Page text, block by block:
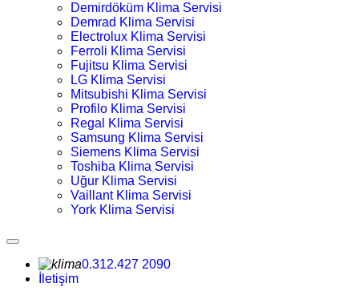
Demirdöküm Klima Servisi
Demrad Klima Servisi
Electrolux Klima Servisi
Ferroli Klima Servisi
Fujitsu Klima Servisi
LG Klima Servisi
Mitsubishi Klima Servisi
Profilo Klima Servisi
Regal Klima Servisi
Samsung Klima Servisi
Siemens Klima Servisi
Toshiba Klima Servisi
Uğur Klima Servisi
Vaillant Klima Servisi
York Klima Servisi
0.312.427 2090
İletişim